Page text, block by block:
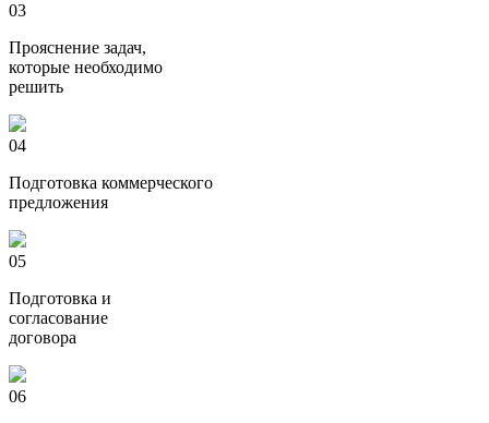
03
Прояснение задач,
которые необходимо
решить
04
Подготовка коммерческого
предложения
05
Подготовка и
согласование
договора
06